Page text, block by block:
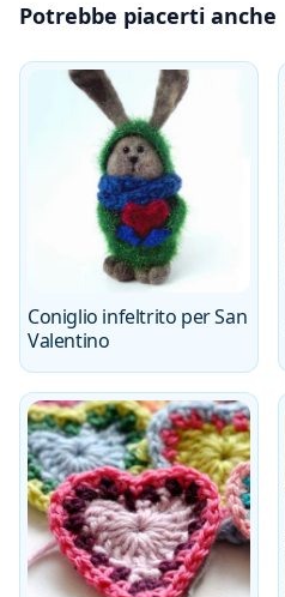
Potrebbe piacerti anche
Coniglio infeltrito per San
Valentino